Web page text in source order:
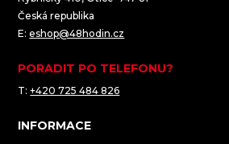
Česká republika
E:eshop@48hodin.cz
PORADIT PO TELEFONU?
T:+420 725 484 826
INFORMACE